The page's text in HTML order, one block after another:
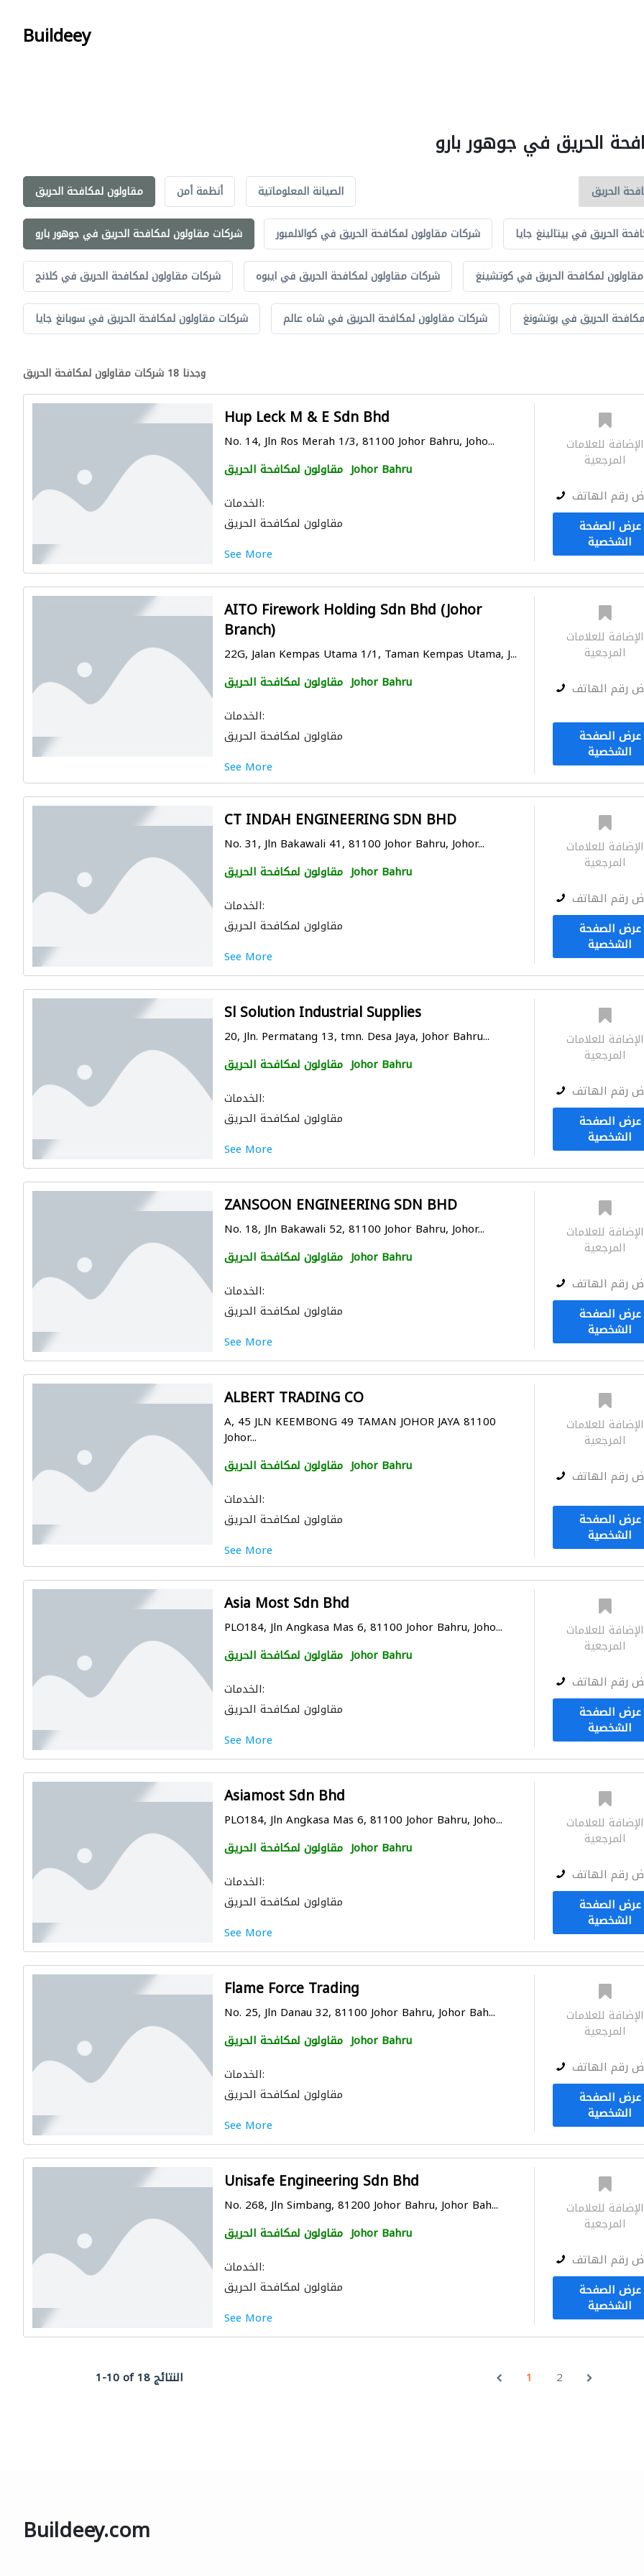
Buildeey
الحريق في جوهور بارو
مقاولون لمكافحة الحريق أنظمة أمن الصيانة المعلوماتية
شركات مقاولون لمكافحة الحريق في جوهور بارو شركات مقاولون لمكافحة الحريق في كوالالمبور الحريق في بيتالينغ جايا
شركات مقاولون لمكافحة الحريق في كلانج شركات مقاولون لمكافحة الحريق في ايبوه لمكافحة الحريق في كوتشينغ
شركات مقاولون لمكافحة الحريق في سوبانغ جايا شركات مقاولون لمكافحة الحريق في شاه عالم الحريق في بوتشونغ
وجدنا 18 شركات مقاولون لمكافحة الحريق
Hup Leck M & E Sdn Bhd
No. 14, Jln Ros Merah 1/3, 81100 Johor Bahru, Joho...
مقاولون لمكافحة الحريق Johor Bahru
الخدمات:
مقاولون لمكافحة الحريق
See More
الإضافة للعلامات
المرجعية
رقم الهاتف
عرض الصفحة
الشخصية
AITO Firework Holding Sdn Bhd (Johor
Branch)
22G, Jalan Kempas Utama 1/1, Taman Kempas Utama, J...
مقاولون لمكافحة الحريق Johor Bahru
الخدمات:
مقاولون لمكافحة الحريق
See More
الإضافة للعلامات
المرجعية
رقم الهاتف
عرض الصفحة
الشخصية
CT INDAH ENGINEERING SDN BHD
No. 31, Jln Bakawali 41, 81100 Johor Bahru, Johor...
مقاولون لمكافحة الحريق Johor Bahru
الخدمات:
مقاولون لمكافحة الحريق
See More
الإضافة للعلامات
المرجعية
رقم الهاتف
عرض الصفحة
الشخصية
Sl Solution Industrial Supplies
20, Jln. Permatang 13, tmn. Desa Jaya, Johor Bahru...
مقاولون لمكافحة الحريق Johor Bahru
الخدمات:
مقاولون لمكافحة الحريق
See More
الإضافة للعلامات
المرجعية
رقم الهاتف
عرض الصفحة
الشخصية
ZANSOON ENGINEERING SDN BHD
No. 18, Jln Bakawali 52, 81100 Johor Bahru, Johor...
مقاولون لمكافحة الحريق Johor Bahru
الخدمات:
مقاولون لمكافحة الحريق
See More
الإضافة للعلامات
المرجعية
رقم الهاتف
عرض الصفحة
الشخصية
ALBERT TRADING CO
A, 45 JLN KEEMBONG 49 TAMAN JOHOR JAYA 81100
Johor...
مقاولون لمكافحة الحريق Johor Bahru
الخدمات:
مقاولون لمكافحة الحريق
See More
الإضافة للعلامات
المرجعية
رقم الهاتف
عرض الصفحة
الشخصية
Asia Most Sdn Bhd
PLO184, Jln Angkasa Mas 6, 81100 Johor Bahru, Joho...
مقاولون لمكافحة الحريق Johor Bahru
الخدمات:
مقاولون لمكافحة الحريق
See More
الإضافة للعلامات
المرجعية
رقم الهاتف
عرض الصفحة
الشخصية
Asiamost Sdn Bhd
PLO184, Jln Angkasa Mas 6, 81100 Johor Bahru, Joho...
مقاولون لمكافحة الحريق Johor Bahru
الخدمات:
مقاولون لمكافحة الحريق
See More
الإضافة للعلامات
المرجعية
رقم الهاتف
عرض الصفحة
الشخصية
Flame Force Trading
No. 25, Jln Danau 32, 81100 Johor Bahru, Johor Bah...
مقاولون لمكافحة الحريق Johor Bahru
الخدمات:
مقاولون لمكافحة الحريق
See More
الإضافة للعلامات
المرجعية
رقم الهاتف
عرض الصفحة
الشخصية
Unisafe Engineering Sdn Bhd
No. 268, Jln Simbang, 81200 Johor Bahru, Johor Bah...
مقاولون لمكافحة الحريق Johor Bahru
الخدمات:
مقاولون لمكافحة الحريق
See More
الإضافة للعلامات
المرجعية
رقم الهاتف
عرض الصفحة
الشخصية
1-10 of 18 النتائج 1 2
Buildeey.com